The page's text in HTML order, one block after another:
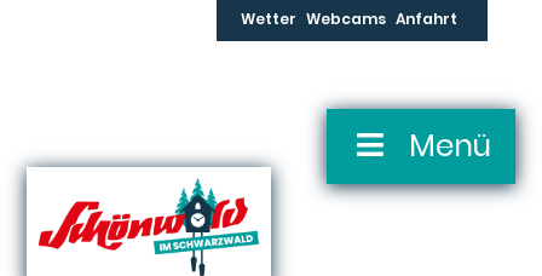
Wetter Webcams Anfahrt
Navigation
Menü